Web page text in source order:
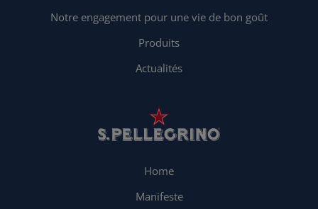
Notre engagement pour une vie de bon goût
Produits
Actualités
Home
Manifeste